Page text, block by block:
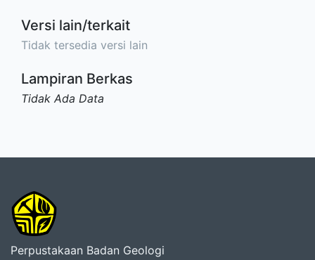
Versi lain/terkait
Tidak tersedia versi lain
Lampiran Berkas
Tidak Ada Data
Perpustakaan Badan Geologi